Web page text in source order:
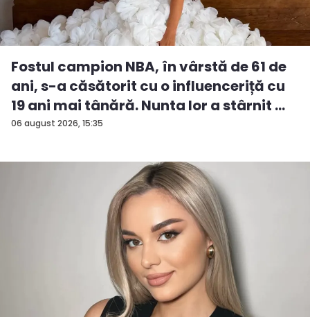
06 august 2026, 15:35
Fostul campion NBA, în vârstă de 61 de
ani, s-a căsătorit cu o influenceriță cu
19 ani mai tânără. Nunta lor a stârnit ...